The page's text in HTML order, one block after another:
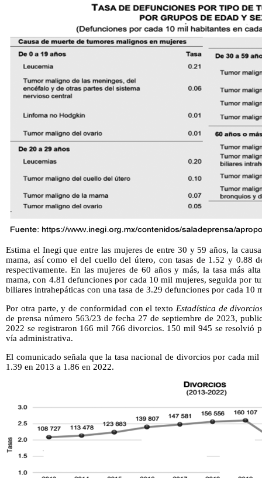
Estima el Inegi que entre las mujeres de entre 30 y 59 años, la
mama, así como el del cuello del útero, con tasas de 1.52 y 0.88
respectivamente. En las mujeres de 60 años y más, la tasa más
mama, con 4.81 defunciones por cada 10 mil mujeres, seguida por
biliares intrahepáticas con una tasa de 3.29 defunciones por cada 10
Por otra parte, y de conformidad con el texto Estadística de
de prensa número 563/23 de fecha 27 de septiembre de 2023,
2022 se registraron 166 mil 766 divorcios. 150 mil 945 se
vía administrativa.
El comunicado señala que la tasa nacional de divorcios por cada mil
1.39 en 2013 a 1.86 en 2022.